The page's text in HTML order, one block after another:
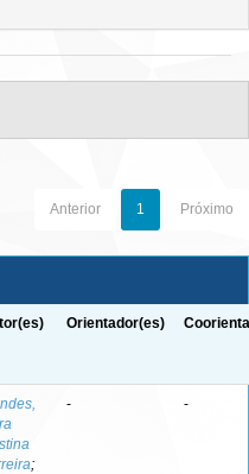
Anterior 1 Próximo
Orientador(es)
;
- -